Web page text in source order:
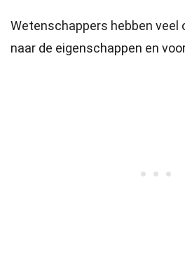
Wetenschappers hebben veel
naar de eigenschappen en